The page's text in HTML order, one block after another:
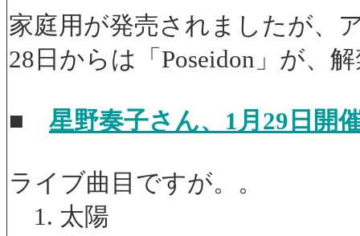
家庭用が発売されましたが、
28日からは「Poseidon」が、
■ 星野奏子さん、1月29日開
ライブ曲目ですが。。
1. 太陽